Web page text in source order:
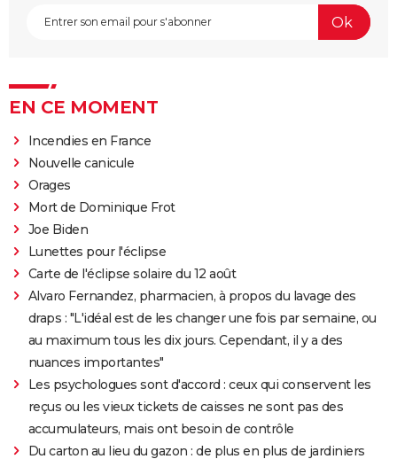
EN CE MOMENT
Incendies en France
Nouvelle canicule
Orages
Mort de Dominique Frot
Joe Biden
Lunettes pour l'éclipse
Carte de l'éclipse solaire du 12 août
Alvaro Fernandez, pharmacien, à propos du lavage des
draps : "L'idéal est de les changer une fois par semaine, ou
au maximum tous les dix jours. Cependant, il y a des
nuances importantes"
Les psychologues sont d'accord : ceux qui conservent les
reçus ou les vieux tickets de caisses ne sont pas des
accumulateurs, mais ont besoin de contrôle
Du carton au lieu du gazon : de plus en plus de jardiniers